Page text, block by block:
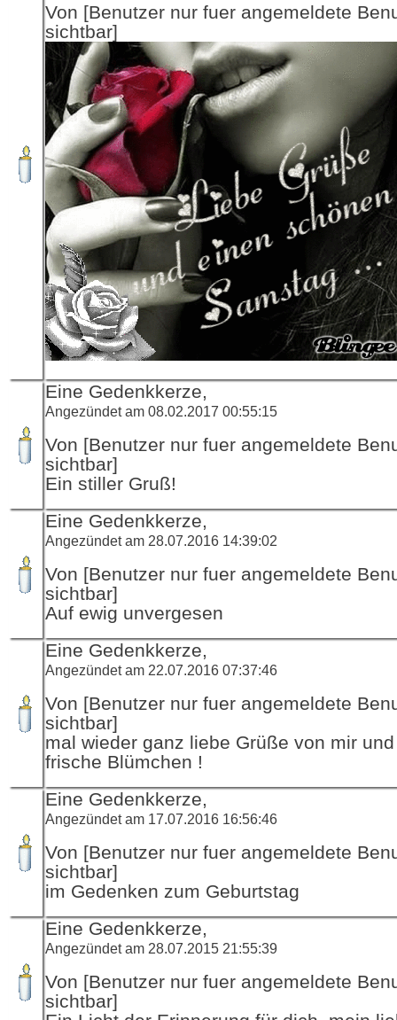
Von [Benutzer nur fuer angemeldete
sichtbar]
Eine Gedenkkerze,
Angezündet am 08.02.2017 00:55:15
Von [Benutzer nur fuer angemeldete
sichtbar]
Ein stiller Gruß!
Eine Gedenkkerze,
Angezündet am 28.07.2016 14:39:02
Von [Benutzer nur fuer angemeldete
sichtbar]
Auf ewig unvergesen
Eine Gedenkkerze,
Angezündet am 22.07.2016 07:37:46
Von [Benutzer nur fuer angemeldete
sichtbar]
mal wieder ganz liebe Grüße von mir
frische Blümchen !
Eine Gedenkkerze,
Angezündet am 17.07.2016 16:56:46
Von [Benutzer nur fuer angemeldete
sichtbar]
im Gedenken zum Geburtstag
Eine Gedenkkerze,
Angezündet am 28.07.2015 21:55:39
Von [Benutzer nur fuer angemeldete
sichtbar]